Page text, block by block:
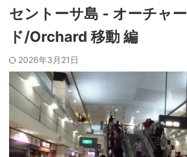
セントーサ島 - オーチャー
ド/Orchard 移動 編
2026年3月21日